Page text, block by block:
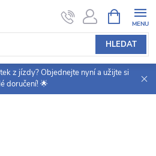
HLEDAT
NÁKUPNÍ
KOŠÍK
z jízdy? Objednejte nyní a užijte si
doručení! 🌟